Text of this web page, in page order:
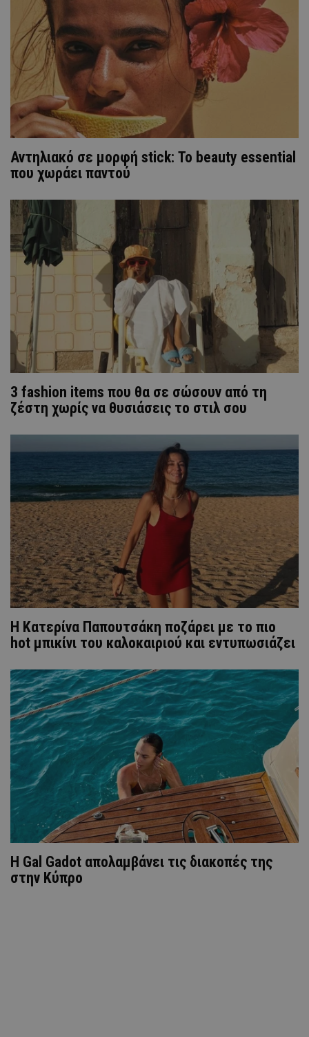
Αντηλιακό σε μορφή stick: Το beauty essential
που χωράει παντού
3 fashion items που θα σε σώσουν από τη
ζέστη χωρίς να θυσιάσεις το στιλ σου
Η Κατερίνα Παπουτσάκη ποζάρει με το πιο
hot μπικίνι του καλοκαιριού και εντυπωσιάζει
Η Gal Gadot απολαμβάνει τις διακοπές της
στην Κύπρο